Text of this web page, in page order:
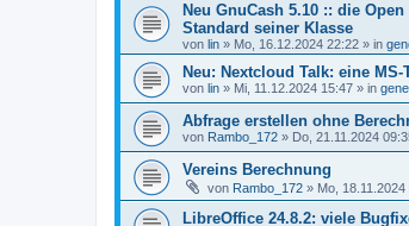
Neu GnuCash 5.10 :: die
Standard seiner Klasse
von lin » Mo, 16.12.2024 22:22 » in
Neu: Nextcloud Talk: eine
von lin » Mi, 11.12.2024 15:47 » in
Abfrage erstellen ohne
von Rambo_172 » Do, 21.11.2024
Vereins Berechnung
von Rambo_172 » Mo, 18.11.2024
LibreOffice 24.8.2: viele